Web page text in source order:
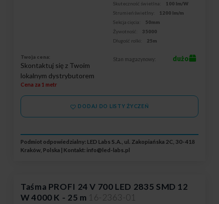
Skuteczność świetlna:
100 lm/W
Strumień świetlny:
1200 lm/m
Sekcja cięcia:
50mm
Żywotność:
35000
Długość rolki:
25m
Twoja cena:
Skontaktuj się z Twoim
lokalnym dystrybutorem
Cena za 1 metr
Stan magazynowy: dużo
DODAJ DO LISTY ŻYCZEŃ
Podmiot odpowiedzialny: LED Labs S.A., ul. Zakopiańska 2C, 30-418
Kraków, Polska | Kontakt: info@led-labs.pl
Taśma PROFI 24 V 700 LED 2835 SMD 12
W 4000 K - 25 m 16-2363-01